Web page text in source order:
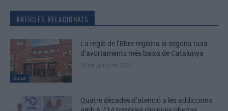
ARTICLES RELACIONATS
Salut
La regió de l’Ebre registra la segona taxa
d’avortaments més baixa de Catalunya
10 de juliol de 2026
Quatre dècades d’atenció a les addiccions